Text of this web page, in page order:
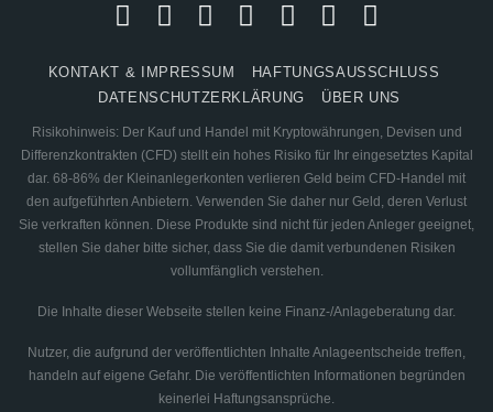
KONTAKT & IMPRESSUM
HAFTUNGSAUSSCHLUSS
DATENSCHUTZERKLÄRUNG
ÜBER UNS
Risikohinweis: Der Kauf und Handel mit Kryptowährungen, Devisen und
Differenzkontrakten (CFD) stellt ein hohes Risiko für Ihr eingesetztes Kapital
dar. 68-86% der Kleinanlegerkonten verlieren Geld beim CFD-Handel mit
den aufgeführten Anbietern. Verwenden Sie daher nur Geld, deren Verlust
Sie verkraften können. Diese Produkte sind nicht für jeden Anleger geeignet,
stellen Sie daher bitte sicher, dass Sie die damit verbundenen Risiken
vollumfänglich verstehen.
Die Inhalte dieser Webseite stellen keine Finanz-/Anlageberatung dar.
Nutzer, die aufgrund der veröffentlichten Inhalte Anlageentscheide treffen,
handeln auf eigene Gefahr. Die veröffentlichten Informationen begründen
keinerlei Haftungsansprüche.